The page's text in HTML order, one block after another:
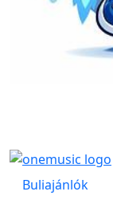
Buliajánlók